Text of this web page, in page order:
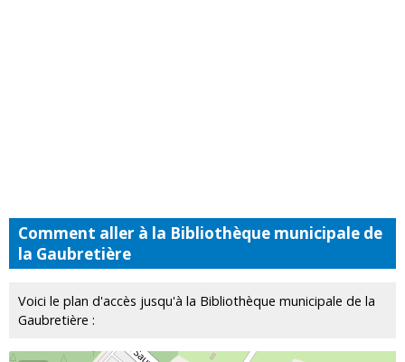
Comment aller à la Bibliothèque municipale de
la Gaubretière
Voici le plan d'accès jusqu'à la Bibliothèque municipale de la
Gaubretière :